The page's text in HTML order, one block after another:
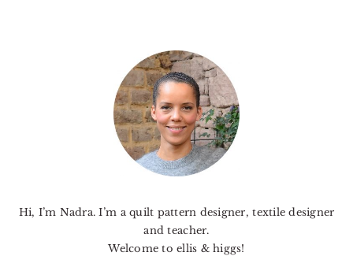
Hi, I’m Nadra. I’m a quilt pattern designer, textile designer
and teacher.
Welcome to ellis & higgs!